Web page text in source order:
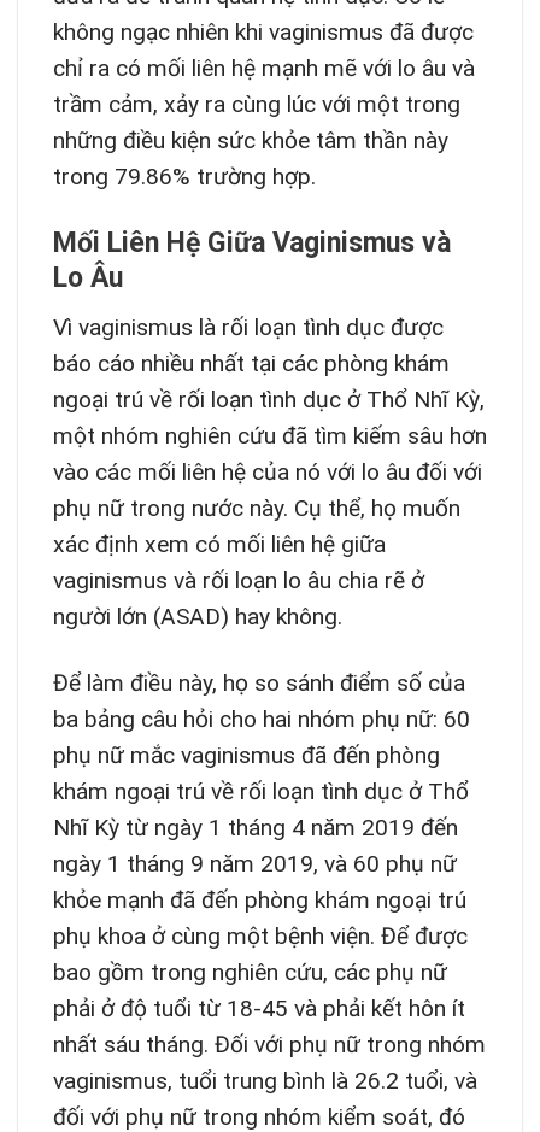
không ngạc nhiên khi vaginismus đã được
chỉ ra có mối liên hệ mạnh mẽ với lo âu và
trầm cảm, xảy ra cùng lúc với một trong
những điều kiện sức khỏe tâm thần này
trong 79.86% trường hợp.
Mối Liên Hệ Giữa Vaginismus và
Lo Âu
Vì vaginismus là rối loạn tình dục được
báo cáo nhiều nhất tại các phòng khám
ngoại trú về rối loạn tình dục ở Thổ Nhĩ Kỳ,
một nhóm nghiên cứu đã tìm kiếm sâu hơn
vào các mối liên hệ của nó với lo âu đối với
phụ nữ trong nước này. Cụ thể, họ muốn
xác định xem có mối liên hệ giữa
vaginismus và rối loạn lo âu chia rẽ ở
người lớn (ASAD) hay không.
Để làm điều này, họ so sánh điểm số của
ba bảng câu hỏi cho hai nhóm phụ nữ: 60
phụ nữ mắc vaginismus đã đến phòng
khám ngoại trú về rối loạn tình dục ở Thổ
Nhĩ Kỳ từ ngày 1 tháng 4 năm 2019 đến
ngày 1 tháng 9 năm 2019, và 60 phụ nữ
khỏe mạnh đã đến phòng khám ngoại trú
phụ khoa ở cùng một bệnh viện. Để được
bao gồm trong nghiên cứu, các phụ nữ
phải ở độ tuổi từ 18-45 và phải kết hôn ít
nhất sáu tháng. Đối với phụ nữ trong nhóm
vaginismus, tuổi trung bình là 26.2 tuổi, và
đối với phụ nữ trong nhóm kiểm soát, đó